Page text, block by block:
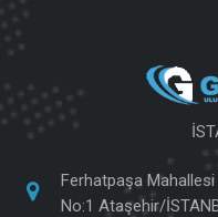
Ferhatpaşa
No:1 Ataşehir/